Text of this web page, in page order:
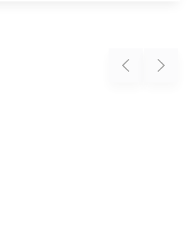
Previous Next